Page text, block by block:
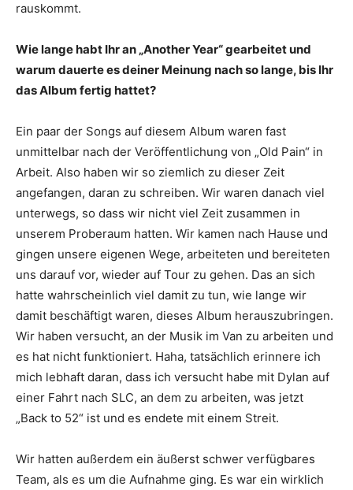
rauskommt.
Wie lange habt Ihr an „Another Year“ gearbeitet und
warum dauerte es deiner Meinung nach so lange, bis Ihr
das Album fertig hattet?
Ein paar der Songs auf diesem Album waren fast
unmittelbar nach der Veröffentlichung von „Old Pain“ in
Arbeit. Also haben wir so ziemlich zu dieser Zeit
angefangen, daran zu schreiben. Wir waren danach viel
unterwegs, so dass wir nicht viel Zeit zusammen in
unserem Proberaum hatten. Wir kamen nach Hause und
gingen unsere eigenen Wege, arbeiteten und bereiteten
uns darauf vor, wieder auf Tour zu gehen. Das an sich
hatte wahrscheinlich viel damit zu tun, wie lange wir
damit beschäftigt waren, dieses Album herauszubringen.
Wir haben versucht, an der Musik im Van zu arbeiten und
es hat nicht funktioniert. Haha, tatsächlich erinnere ich
mich lebhaft daran, dass ich versucht habe mit Dylan auf
einer Fahrt nach SLC, an dem zu arbeiten, was jetzt
„Back to 52“ ist und es endete mit einem Streit.
Wir hatten außerdem ein äußerst schwer verfügbares
Team, als es um die Aufnahme ging. Es war ein wirklich